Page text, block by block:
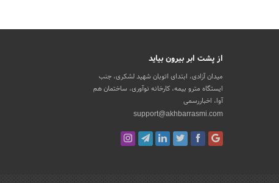
از پشت ابر بیرون بیاید
میدان آزادی، ابتدای اتوبان شهید لشکری، جنب
ایستگاه مترو بیمه، کارخانه نوآوری، ساختمان هم
آوا، اخباررسمی
support@akhbarrasmi.com